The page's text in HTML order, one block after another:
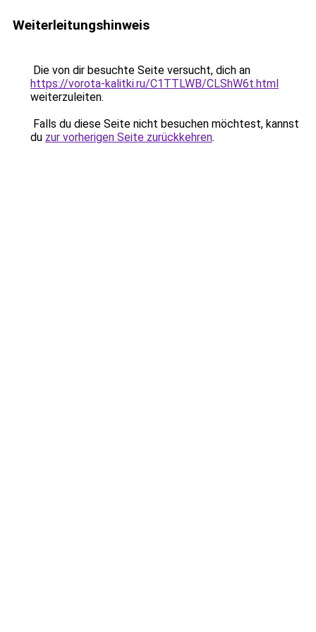
Weiterleitungshinweis
Die von dir besuchte Seite versucht, dich an
https://vorota-kalitki.ru/C1TTLWB/CLShW6t.html
weiterzuleiten.
Falls du diese Seite nicht besuchen möchtest, kannst
du zur vorherigen Seite zurückkehren.